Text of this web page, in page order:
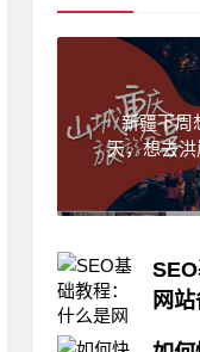
新疆下周
天，想去
武隆天坑
略！
网
什么